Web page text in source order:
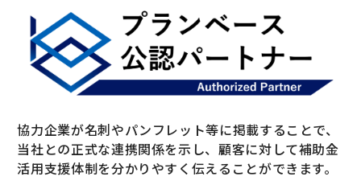
協力企業が名刺やパンフレット等に掲載することで、
当社との正式な連携関係を示し、顧客に対して補助金
活用支援体制を分かりやすく伝えることができます。